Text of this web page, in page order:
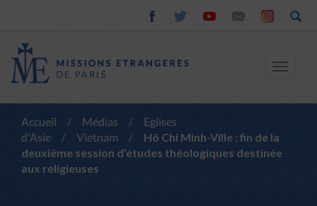
Toggle
Accueil / Médias /
Eglises
d'Asie
/ Vietnam /
Hô Chi Minh-Ville : fin de la
deuxième session d’études théologiques destinée
aux religieuses